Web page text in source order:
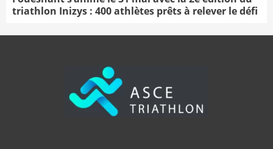
triathlon Inizys : 400 athlètes prêts à relever le défi